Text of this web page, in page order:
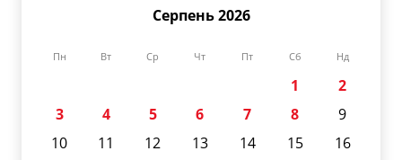
Серпень 2026
Пн Вт Ср Чт Пт Сб Нд
1
2
3
4 5 6 7 8
9
10
11 12 13 14 15
16